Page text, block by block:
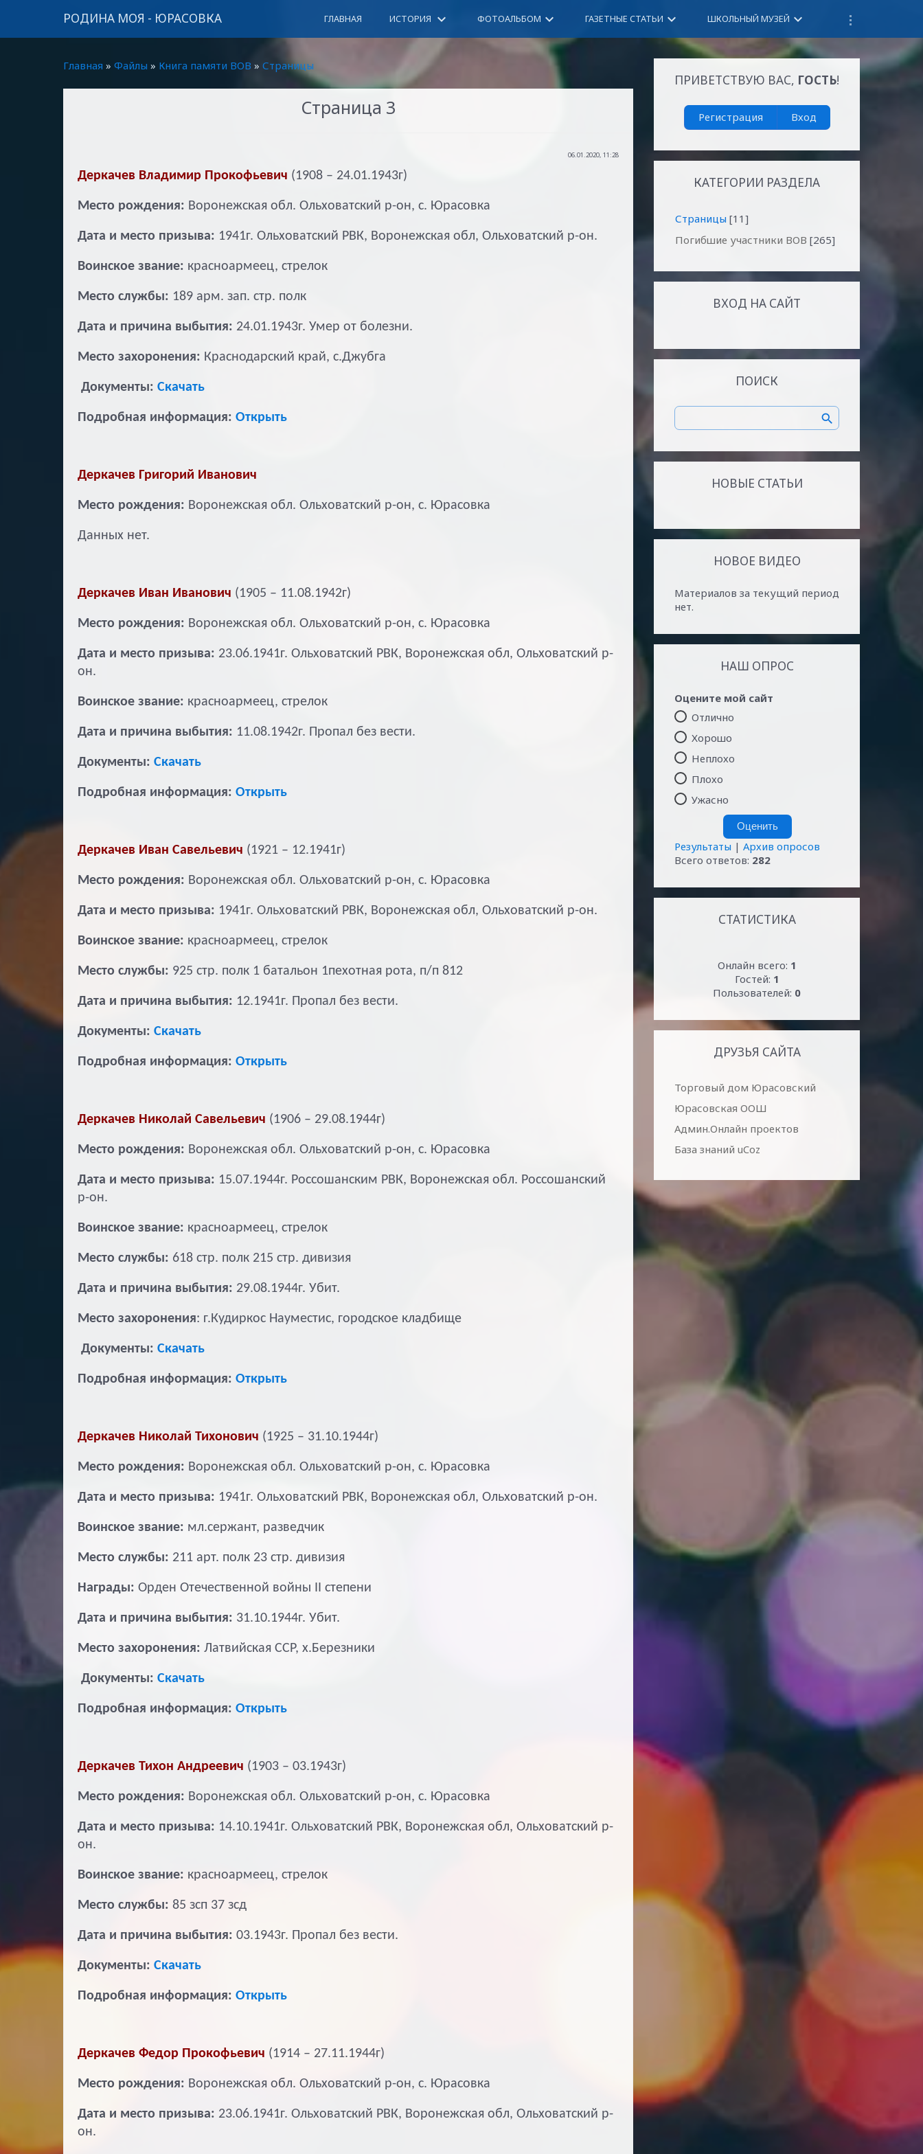
РОДИНА МОЯ - ЮРАСОВКА ГЛАВНАЯ ИСТОРИЯ keyboard_arrow_down ФОТОАЛЬБОМ keyboard_arrow_down ГАЗЕТНЫЕ СТАТЬИ keyboard_arrow_down ШКОЛЬНЫЙ МУЗЕЙ keyboard_arrow_down
Главная » Файлы » Книга памяти ВОВ » Страницы
Страница 3
06.01.2020, 11:28
Деркачев Владимир Прокофьевич (1908 – 24.01.1943г)
Место рождения: Воронежская обл. Ольховатский р-он, с. Юрасовка
Дата и место призыва: 1941г. Ольховатский РВК, Воронежская обл, Ольховатский р-он.
Воинское звание: красноармеец, стрелок
Место службы: 189 арм. зап. стр. полк
Дата и причина выбытия: 24.01.1943г. Умер от болезни.
Место захоронения: Краснодарский край, с.Джубга
Документы: Скачать
Подробная информация: Открыть
Деркачев Григорий Иванович
Место рождения: Воронежская обл. Ольховатский р-он, с. Юрасовка
Данных нет.
Деркачев Иван Иванович (1905 – 11.08.1942г)
Место рождения: Воронежская обл. Ольховатский р-он, с. Юрасовка
Дата и место призыва: 23.06.1941г. Ольховатский РВК, Воронежская обл, Ольховатский р-
он.
Воинское звание: красноармеец, стрелок
Дата и причина выбытия: 11.08.1942г. Пропал без вести.
Документы: Скачать
Подробная информация: Открыть
Деркачев Иван Савельевич (1921 – 12.1941г)
Место рождения: Воронежская обл. Ольховатский р-он, с. Юрасовка
Дата и место призыва: 1941г. Ольховатский РВК, Воронежская обл, Ольховатский р-он.
Воинское звание: красноармеец, стрелок
Место службы: 925 стр. полк 1 батальон 1пехотная рота, п/п 812
Дата и причина выбытия: 12.1941г. Пропал без вести.
Документы: Скачать
Подробная информация: Открыть
Деркачев Николай Савельевич (1906 – 29.08.1944г)
Место рождения: Воронежская обл. Ольховатский р-он, с. Юрасовка
Дата и место призыва: 15.07.1944г. Россошанским РВК, Воронежская обл. Россошанский
р-он.
Воинское звание: красноармеец, стрелок
Место службы: 618 стр. полк 215 стр. дивизия
Дата и причина выбытия: 29.08.1944г. Убит.
Место захоронения: г.Кудиркос Науместис, городское кладбище
Документы: Скачать
Подробная информация: Открыть
Деркачев Николай Тихонович (1925 – 31.10.1944г)
Место рождения: Воронежская обл. Ольховатский р-он, с. Юрасовка
Дата и место призыва: 1941г. Ольховатский РВК, Воронежская обл, Ольховатский р-он.
Воинское звание: мл.сержант, разведчик
Место службы: 211 арт. полк 23 стр. дивизия
Награды: Орден Отечественной войны II степени
Дата и причина выбытия: 31.10.1944г. Убит.
Место захоронения: Латвийская ССР, х.Березники
Документы: Скачать
Подробная информация: Открыть
Деркачев Тихон Андреевич (1903 – 03.1943г)
Место рождения: Воронежская обл. Ольховатский р-он, с. Юрасовка
Дата и место призыва: 14.10.1941г. Ольховатский РВК, Воронежская обл, Ольховатский р-
он.
Воинское звание: красноармеец, стрелок
Место службы: 85 зсп 37 зсд
Дата и причина выбытия: 03.1943г. Пропал без вести.
Документы: Скачать
Подробная информация: Открыть
Деркачев Федор Прокофьевич (1914 – 27.11.1944г)
Место рождения: Воронежская обл. Ольховатский р-он, с. Юрасовка
Дата и место призыва: 23.06.1941г. Ольховатский РВК, Воронежская обл, Ольховатский р-
он.
ПРИВЕТСТВУЮ ВАС, ГОСТЬ!
Регистрация Вход
КАТЕГОРИИ РАЗДЕЛА
Страницы [11]
Погибшие участники ВОВ [265]
ВХОД НА САЙТ
ПОИСК
НОВЫЕ СТАТЬИ
НОВОЕ ВИДЕО
Материалов за текущий период
нет.
НАШ ОПРОС
Оцените мой сайт
Отлично
Хорошо
Неплохо
Плохо
Ужасно
Результаты | Архив опросов
Всего ответов: 282
СТАТИСТИКА
Онлайн всего: 1
Гостей: 1
Пользователей: 0
ДРУЗЬЯ САЙТА
Торговый дом Юрасовский
Юрасовская ООШ
Админ.Онлайн проектов
База знаний uCoz